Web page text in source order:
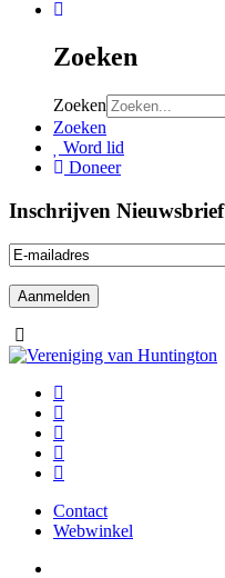
Zoeken
Zoeken
Zoeken
Word lid
Doneer
Inschrijven Nieuwsbrief
Contact
Webwinkel